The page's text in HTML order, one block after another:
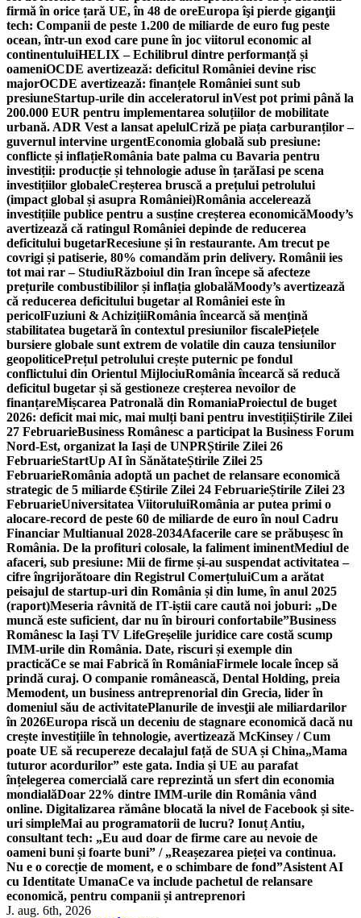
firmă în orice țară UE, în 48 de oreEuropa îşi pierde giganţii
tech: Companii de peste 1.200 de miliarde de euro fug peste
ocean, într-un exod care pune în joc viitorul economic al
continentuluiHELIX – Echilibrul dintre performanță și
oameniOCDE avertizează: deficitul României devine risc
majorOCDE avertizează: finanțele României sunt sub
presiuneStartup-urile din acceleratorul inVest pot primi până la
200.000 EUR pentru implementarea soluțiilor de mobilitate
urbană. ADR Vest a lansat apelulCriză pe piața carburanților –
guvernul intervine urgentEconomia globală sub presiune:
conflicte și inflațieRomânia bate palma cu Bavaria pentru
investiții: producție și tehnologie aduse în țarăIasi pe scena
investițiilor globaleCreșterea bruscă a prețului petrolului
(impact global și asupra României)România accelerează
investițiile publice pentru a susține creșterea economicăMoody’s
avertizează că ratingul României depinde de reducerea
deficitului bugetarRecesiune și în restaurante. Am trecut pe
covrigi și patiserie, 80% comandăm prin delivery. Românii ies
tot mai rar – StudiuRăzboiul din Iran începe să afecteze
prețurile combustibililor și inflația globalăMoody’s avertizează
că reducerea deficitului bugetar al României este în
pericolFuziuni & AchizițiiRomânia încearcă să mențină
stabilitatea bugetară în contextul presiunilor fiscalePiețele
bursiere globale sunt extrem de volatile din cauza tensiunilor
geopoliticePrețul petrolului crește puternic pe fondul
conflictului din Orientul MijlociuRomânia încearcă să reducă
deficitul bugetar și să gestioneze creșterea nevoilor de
finanțareMișcarea Patronală din RomaniaProiectul de buget
2026: deficit mai mic, mai mulți bani pentru investițiiȘtirile Zilei
27 FebruarieBusiness Românesc a participat la Business Forum
Nord-Est, organizat la Iași de UNPRȘtirile Zilei 26
FebruarieStartUp AI în SănătateȘtirile Zilei 25
FebruarieRomânia adoptă un pachet de relansare economică
strategic de 5 miliarde €Știrile Zilei 24 FebruarieȘtirile Zilei 23
FebruarieUniversitatea ViitoruluiRomânia ar putea primi o
alocare-record de peste 60 de miliarde de euro în noul Cadru
Financiar Multianual 2028-2034Afacerile care se prăbușesc în
România. De la profituri colosale, la faliment iminentMediul de
afaceri, sub presiune: Mii de firme și-au suspendat activitatea –
cifre îngrijorătoare din Registrul ComerțuluiCum a arătat
peisajul de startup-uri din România și din lume, în anul 2025
(raport)Meseria râvnită de IT-iștii care caută noi joburi: „De
muncă este suficient, dar nu în birouri confortabile”Business
Românesc la Iași TV LifeGreșelile juridice care costă scump
IMM-urile din România. Date, riscuri și exemple din
practicăCe se mai Fabrică în RomâniaFirmele locale încep să
prindă curaj. O companie românească, Dental Holding, preia
Memodent, un business antreprenorial din Grecia, lider în
domeniul său de activitatePlanurile de invesţii ale miliardarilor
în 2026Europa riscă un deceniu de stagnare economică dacă nu
crește investițiile în tehnologie, avertizează McKinsey / Cum
poate UE să recupereze decalajul față de SUA și China„Mama
tuturor acordurilor” este gata. India și UE au parafat
înțelegerea comercială care reprezintă un sfert din economia
mondialăDoar 22% dintre IMM-urile din România vând
online. Digitalizarea rămâne blocată la nivel de Facebook și site-
uri simpleMai au programatorii de lucru? Ionuț Antiu,
consultant tech: „Eu aud doar de firme care au nevoie de
oameni buni și foarte buni” / „Reașezarea pieței va continua.
Nu e o corecție de moment, e o schimbare de fond”Asistent AI
cu Identitate UmanaCe va include pachetul de relansare
economică, pentru companii și antreprenori
J. aug. 6th, 2026